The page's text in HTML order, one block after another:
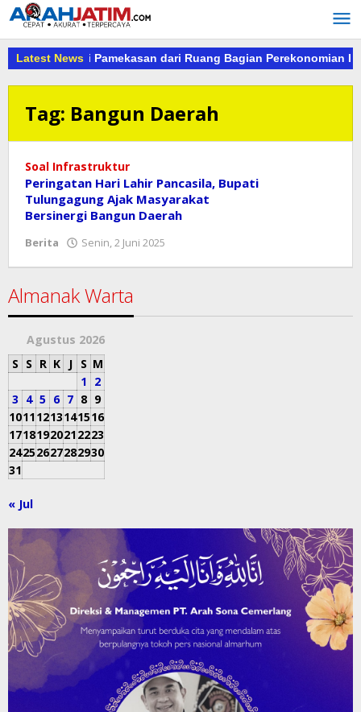
Lewati
ke
konten
Latest News
Kejari Pamekasan dari Ruang Bagian Perekonomian
Tag: Bangun Daerah
Soal Infrastruktur
Peringatan Hari Lahir Pancasila, Bupati
Tulungagung Ajak Masyarakat
Bersinergi Bangun Daerah
Berita Senin, 2 Juni 2025
Almanak Warta
Agustus 2026
S S R K J S M
1 2
3 4 5 6 7 8 9
10111213141516
17181920212223
24252627282930
31
« Jul